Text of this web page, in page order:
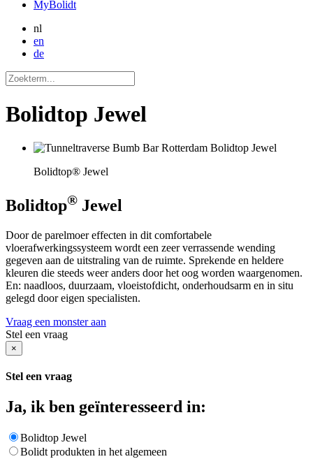
MyBolidt
nl
en
de
Bolidtop Jewel
Bolidtop® Jewel
Bolidtop® Jewel
Door de parelmoer effecten in dit comfortabele
vloerafwerkingssysteem wordt een zeer verrassende wending
gegeven aan de uitstraling van de ruimte. Sprekende en heldere
kleuren die steeds weer anders door het oog worden waargenomen.
En: naadloos, duurzaam, vloeistofdicht, onderhoudsarm en in situ
gelegd door eigen specialisten.
Vraag een monster aan
Stel een vraag
×
Stel een vraag
Ja, ik ben geïnteresseerd in:
Bolidtop Jewel
Bolidt produkten in het algemeen